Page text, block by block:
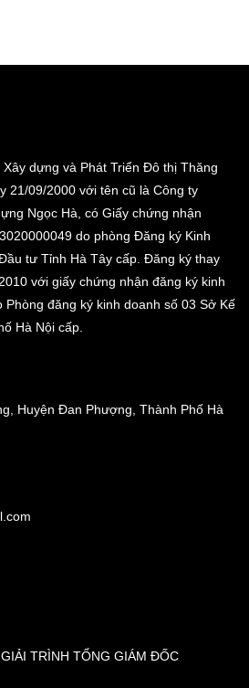
dựng và Phát Triển Đô thị Thăng
21/09/2000 với tên cũ là Công ty
Ngọc Hà, có Giấy chứng nhận
do phòng Đăng ký Kinh
tư Tỉnh Hà Tây cấp. Đăng ký thay
với giấy chứng nhận đăng ký kinh
Phòng đăng ký kinh doanh số 03 Sở Kế
Hà Nội cấp.
Huyện Đan Phượng, Thành Phố Hà
TRÌNH TỔNG GIÁM ĐỐC